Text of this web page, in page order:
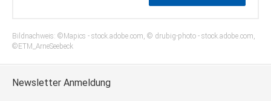
Bildnachweis: ©Mapics - stock.adobe.com, © drubig-photo - stock.adobe.com,
©ETM_ArneSeebeck
Newsletter Anmeldung